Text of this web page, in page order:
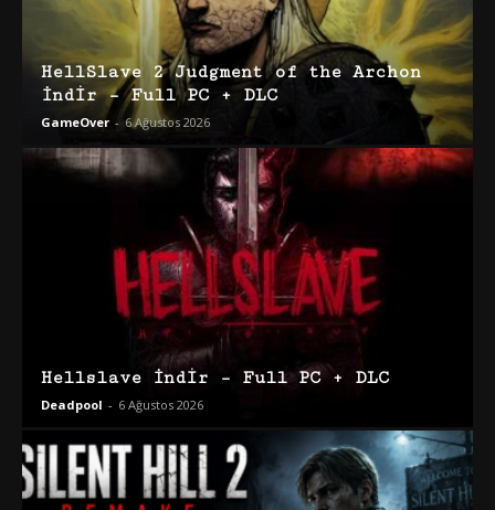
HellSlave 2 Judgment of the Archon
İndir – Full PC + DLC
GameOver - 6 Ağustos 2026
Hellslave İndir – Full PC + DLC
Deadpool - 6 Ağustos 2026